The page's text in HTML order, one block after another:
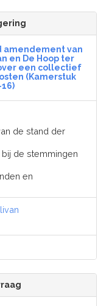
amendement van
en De Hoop ter
een collectief
(Kamerstuk
de stand der
de stemmingen
en